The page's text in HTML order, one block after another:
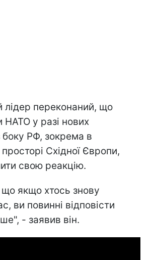
лідер переконаний, що
НАТО у разі нових
боку РФ, зокрема в
Східної Європи,
свою реакцію.
якщо хтось знову
ви повинні відповісти
- заявив він.